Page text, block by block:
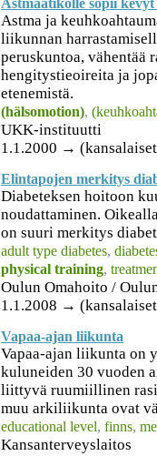
Astma ja
liikunnan
peruskuntoa, vähentää
hengitystieoireita ja
etenemistä.
(hälsomotion),
UKK-instituutti
1.1.2000 →
Elintapojen merkitys
Diabeteksen hoitoon
noudattaminen.
on suuri merkitys
adult type diabetes,
physical training,
Oulun Omahoito /
1.1.2008 →
Vapaa-ajan liikunta
Vapaa-ajan liikunta on
kuluneiden 30 vuoden
liittyvä ruumiillinen
muu arkiliikunta ovat
educational level, finns,
Kansanterveyslaitos